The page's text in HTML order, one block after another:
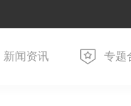
新闻资讯 专题